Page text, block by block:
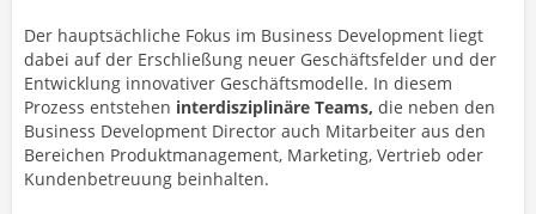
Der hauptsächliche Fokus im Business Development liegt
dabei auf der Erschließung neuer Geschäftsfelder und der
Entwicklung innovativer Geschäftsmodelle. In diesem
Prozess entstehen interdisziplinäre Teams, die neben den
Business Development Director auch Mitarbeiter aus den
Bereichen Produktmanagement, Marketing, Vertrieb oder
Kundenbetreuung beinhalten.